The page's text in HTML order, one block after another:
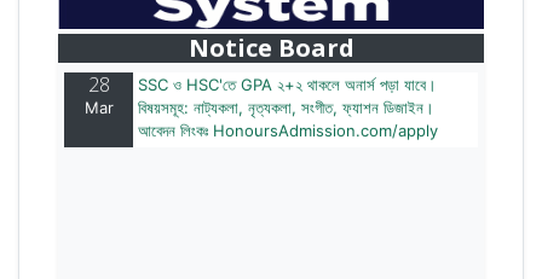
Notice Board
২০টির অধিক বিষয়, ৪ বছরে মোট খরচ ২ লক্ষ থেকে ৫ লক্ষ টাকা।
আবেদন লিংকঃ HonoursAdmission.com/apply
28
Mar
SSC ও HSC'তে GPA ২+২ থাকলে অনার্স পড়া যাবে।
বিষয়সমূহ: নাট্যকলা, নৃত্যকলা, সংগীত, ফ্যাশন ডিজাইন।
আবেদন লিংকঃ HonoursAdmission.com/apply